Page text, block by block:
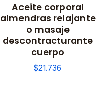
Aceite corporal
almendras relajante
o masaje
descontracturante
cuerpo
$21.736